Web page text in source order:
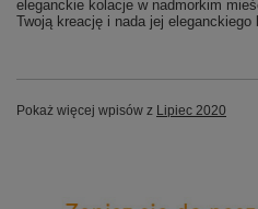
eleganckie kolacje w nadmorkim
Twoją kreację i nada jej eleganckiego
Pokaż więcej wpisów z Lipiec 2020